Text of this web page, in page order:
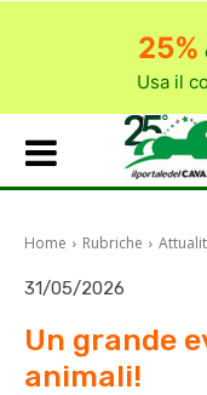
25%
Usa il
Home Rubriche
31/05/2026
Un grande
animali!